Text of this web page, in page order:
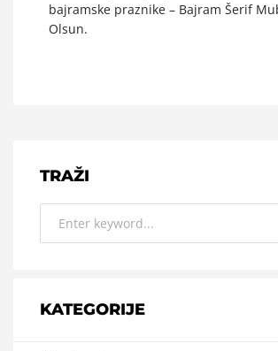
bajramske praznike – Bajram Šerif
Olsun.
TRAŽI
KATEGORIJE